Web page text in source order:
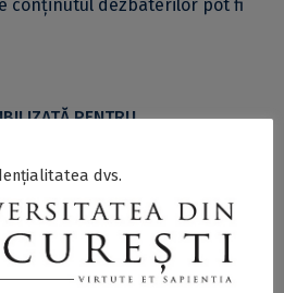
conținutul dezbaterilor pot fi
PENTRU
Digital and the Diplomacy:
Challenges and Opportunities
Global Digital Cooperation &
de Centrul pentru Studii de
Internațională al UB - DOCX
dvs.